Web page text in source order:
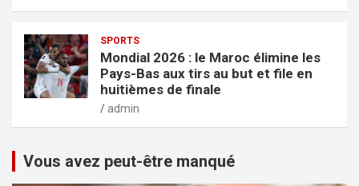
SPORTS
Mondial 2026 : le Maroc élimine les
Pays-Bas aux tirs au but et file en
huitièmes de finale
admin
Vous avez peut-être manqué